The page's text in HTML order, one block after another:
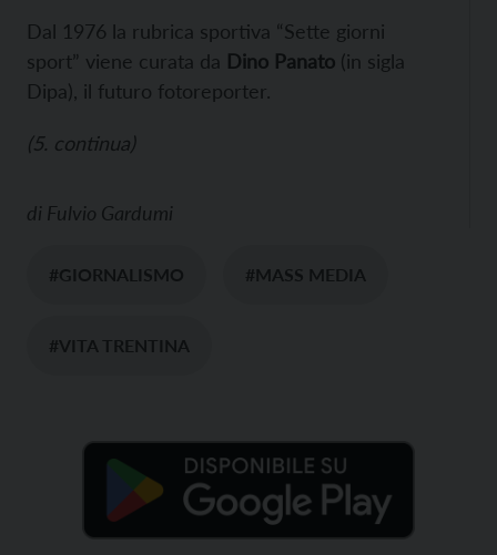
Dal 1976 la rubrica sportiva “Sette giorni
sport” viene curata da Dino Panato (in sigla
Dipa), il futuro fotoreporter.
(5. continua)
di Fulvio Gardumi
#GIORNALISMO #MASS MEDIA
#VITA TRENTINA